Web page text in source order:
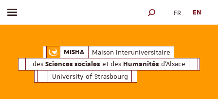
MISHAMaison Interuniversitaire des
Maison Interuniversitaire
des Sciences sociales et des Humanités d'Alsace
University of Strasbourg
Toggle menu SEARCH ENGINE
FR EN